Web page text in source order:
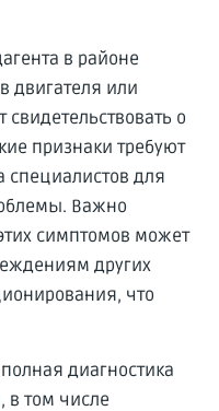
в районе
двигателя или
о
признаки требуют
специалистов для
Важно
симптомов может
других
что
диагностика
в том числе